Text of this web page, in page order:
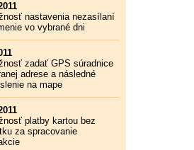
nastavenia nezasílaní
vo vybrané dni
zadať GPS súradnice
adrese a následné
na mape
platby kartou bez
za spracovanie